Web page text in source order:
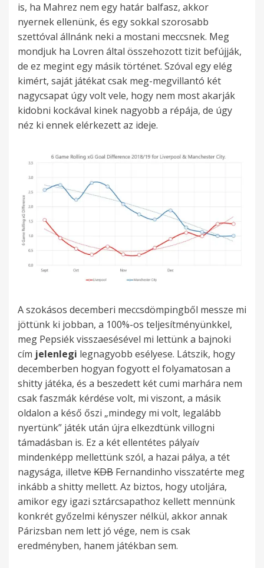
is, ha Mahrez nem egy határ balfasz, akkor
nyernek ellenünk, és egy sokkal szorosabb
szettóval állnánk neki a mostani meccsnek. Meg
mondjuk ha Lovren által összehozott tizit befújják,
de ez megint egy másik történet. Szóval egy elég
kimért, saját játékat csak meg-megvillantó két
nagycsapat úgy volt vele, hogy nem most akarják
kidobni kockával kinek nagyobb a répája, de úgy
néz ki ennek elérkezett az ideje.
A szokásos decemberi meccsdömpingből messze mi
jöttünk ki jobban, a 100%-os teljesítményünkkel,
meg Pepsiék visszaesésével mi lettünk a bajnoki
cím jelenlegi legnagyobb esélyese. Látszik, hogy
decemberben hogyan fogyott el folyamatosan a
shitty játéka, és a beszedett két cumi marhára nem
csak faszmák kérdése volt, mi viszont, a másik
oldalon a késő őszi „mindegy mi volt, legalább
nyertünk” játék után újra elkezdtünk villogni
támadásban is. Ez a két ellentétes pályaív
mindenképp mellettünk szól, a hazai pálya, a tét
nagysága, illetve KDB Fernandinho visszatérte meg
inkább a shitty mellett. Az biztos, hogy utoljára,
amikor egy igazi sztárcsapathoz kellett mennünk
konkrét győzelmi kényszer nélkül, akkor annak
Párizsban nem lett jó vége, nem is csak
eredményben, hanem játékban sem.